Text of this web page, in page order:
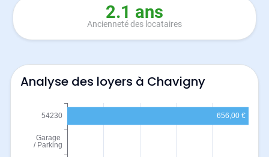
2.1 ans
Ancienneté des locataires
Analyse des loyers à Chavigny